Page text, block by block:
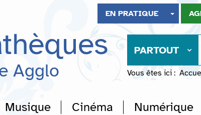
EN PRATIQUE
thèques
Agglo
PARTOUT
Vous êtes ici :
Musique Cinéma Numérique